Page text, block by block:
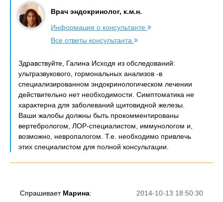
Врач эндокринолог, к.м.н.
Информация о консультанте
Все ответы консультанта
Здравствуйте, Галина Исходя из обследований:
ультразвукового, гормональных анализов -в
специализированном эндокринологическом лечении
действительно нет необходимости. Симптоматика не
характерна для заболеваний щитовидной железы.
Ваши жалобы должны быть прокомментированы
вертебрологом, ЛОР-специалистом, иммунологом и,
возможно, невропалогом. Т.е. необходимо привлечь
этих специалистом для полной консультации.
2014-10-13 18:50:30
Спрашивает Марина: